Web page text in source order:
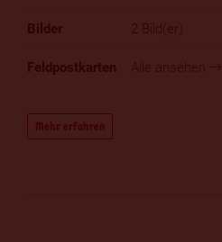
2 Bild(er)
Alle ansehen
Mehr erfahren